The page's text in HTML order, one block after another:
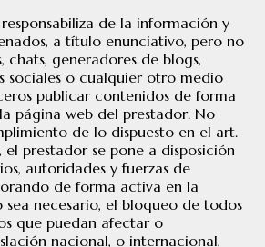
de la información y
a título enunciativo, pero no
chats, generadores de blogs,
sociales o cualquier otro medio
publicar contenidos de forma
página web del prestador. No
de lo dispuesto en el art.
el prestador se pone a disposición
autoridades y fuerzas de
de forma activa en la
necesario, el bloqueo de todos
que puedan afectar o
nacional, o internacional,